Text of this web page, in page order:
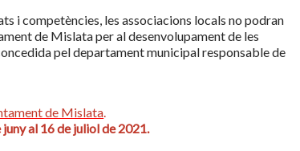
i competències, les associacions locals no podran
de Mislata per al desenvolupament de les
pel departament municipal responsable de
de Mislata.
juny al 16 de juliol de 2021.